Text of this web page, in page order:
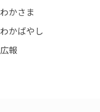
わかさま
わかばやし
広報